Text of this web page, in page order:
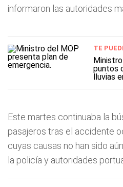
informaron las autoridades
TE
puntos
lluvias
Este martes continuaba la
pasajeros tras el accidente
cuyas causas no han sido
la policía y autoridades